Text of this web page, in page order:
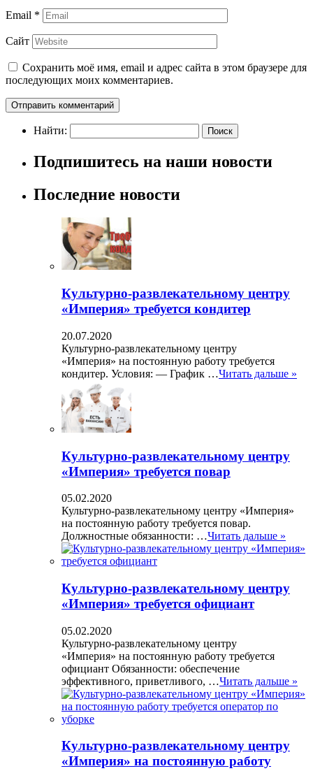
Email *
Сайт
Сохранить моё имя, email и адрес сайта в этом браузере для
последующих моих комментариев.
Найти:
Подпишитесь на наши новости
Последние новости
Культурно-развлекательному центру
«Империя» требуется кондитер
20.07.2020
Культурно-развлекательному центру
«Империя» на постоянную работу требуется
кондитер. Условия: — График …Читать дальше »
Культурно-развлекательному центру
«Империя» требуется повар
05.02.2020
Культурно-развлекательному центру «Империя»
на постоянную работу требуется повар.
Должностные обязанности: …Читать дальше »
Культурно-развлекательному центру
«Империя» требуется официант
05.02.2020
Культурно-развлекательному центру
«Империя» на постоянную работу требуется
официант Обязанности: обеспечение
эффективного, приветливого, …Читать дальше »
Культурно-развлекательному центру
«Империя» на постоянную работу